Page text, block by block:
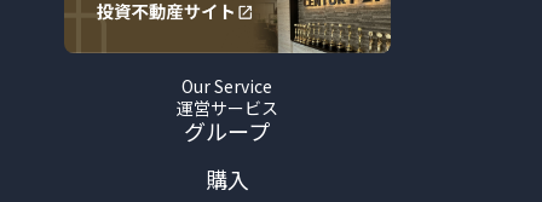
Our Service
運営サービス
グループ
購入